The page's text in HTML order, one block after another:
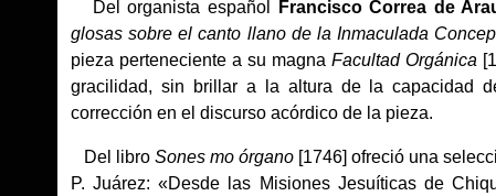
Del organista español Francisco Correa de
glosas sobre el canto llano de la Inmaculada
pieza perteneciente a su magnaFacultad Orgánica
gracilidad, sin brillar a la altura de la capacidad
corrección en el discurso acórdico de la pieza.
Del libroSones mo órgano [1746] ofreció una
P. Juárez: «Desde las Misiones Jesuíticas de